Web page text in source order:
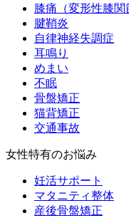
膝痛（変形性膝関
腱鞘炎
自律神経失調症
耳鳴り
めまい
不眠
骨盤矯正
猫背矯正
交通事故
女性特有のお悩み
妊活サポート
マタニティ整体
産後骨盤矯正